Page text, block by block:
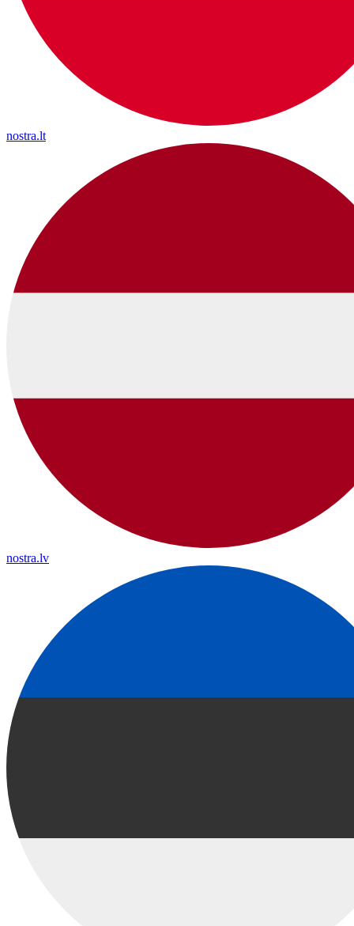
nostra.lt
nostra.lv